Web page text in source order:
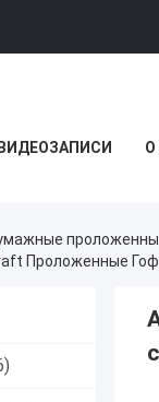
ВИДЕОЗАПИСИ О
Проложенные